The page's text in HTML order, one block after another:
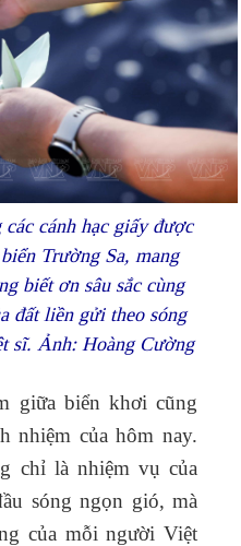
cánh hạc giấy được
Trường Sa, mang
biết ơn sâu sắc cùng
đất liền gửi theo sóng
sĩ. Ảnh: Hoàng Cường
giữa biển khơi cũng
nhiệm của hôm nay.
chỉ là nhiệm vụ của
sóng ngọn gió, mà
của mỗi người Việt